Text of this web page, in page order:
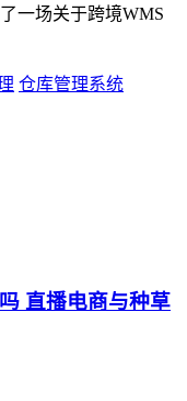
一场关于跨境WMS
仓库管理系统
直播电商与种草